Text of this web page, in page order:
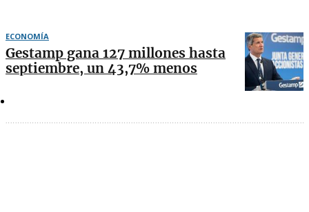
ECONOMÍA
Gestamp gana 127 millones hasta
septiembre, un 43,7% menos